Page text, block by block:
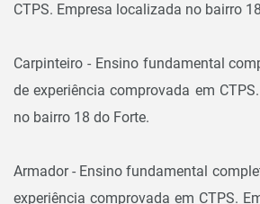
CTPS. Empresa localizada no bairro
Carpinteiro - Ensino fundamental
de experiência comprovada em
no bairro 18 do Forte.
Armador - Ensino fundamental
experiência comprovada em CTPS.